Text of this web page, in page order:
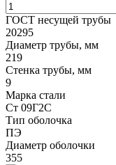
ГОСТ несущей трубы
20295
Диаметр трубы, мм
219
Стенка трубы, мм
9
Марка стали
Ст 09Г2С
Тип оболочка
ПЭ
Диаметр оболочки
355